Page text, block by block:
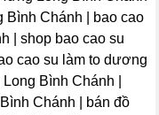
Bình Chánh | bao cao
| shop bao cao su
cao su làm to dương
Bình Chánh |
Chánh | bán đồ